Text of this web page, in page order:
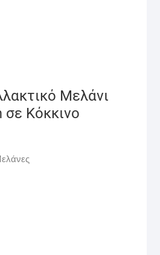
Μελάνι
σε Κόκκινο